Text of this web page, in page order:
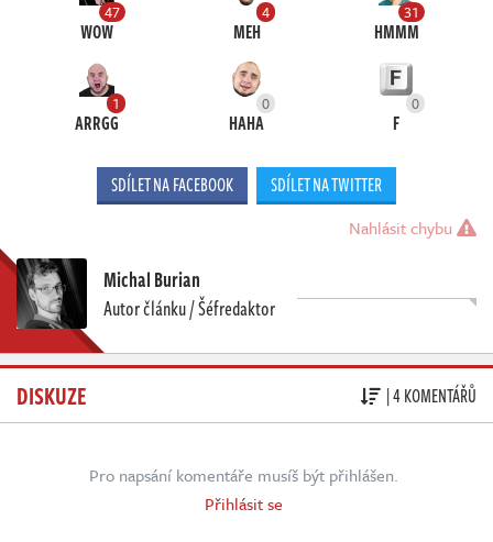
47
WOW
4
MEH
31
HMMM
1
ARRGG
0
HAHA
0
F
SDÍLET NA FACEBOOK SDÍLET NA TWITTER
Nahlásit chybu
Michal Burian
Autor článku / Šéfredaktor
DISKUZE | 4 KOMENTÁŘŮ
Pro napsání komentáře musíš být přihlášen.
Přihlásit se